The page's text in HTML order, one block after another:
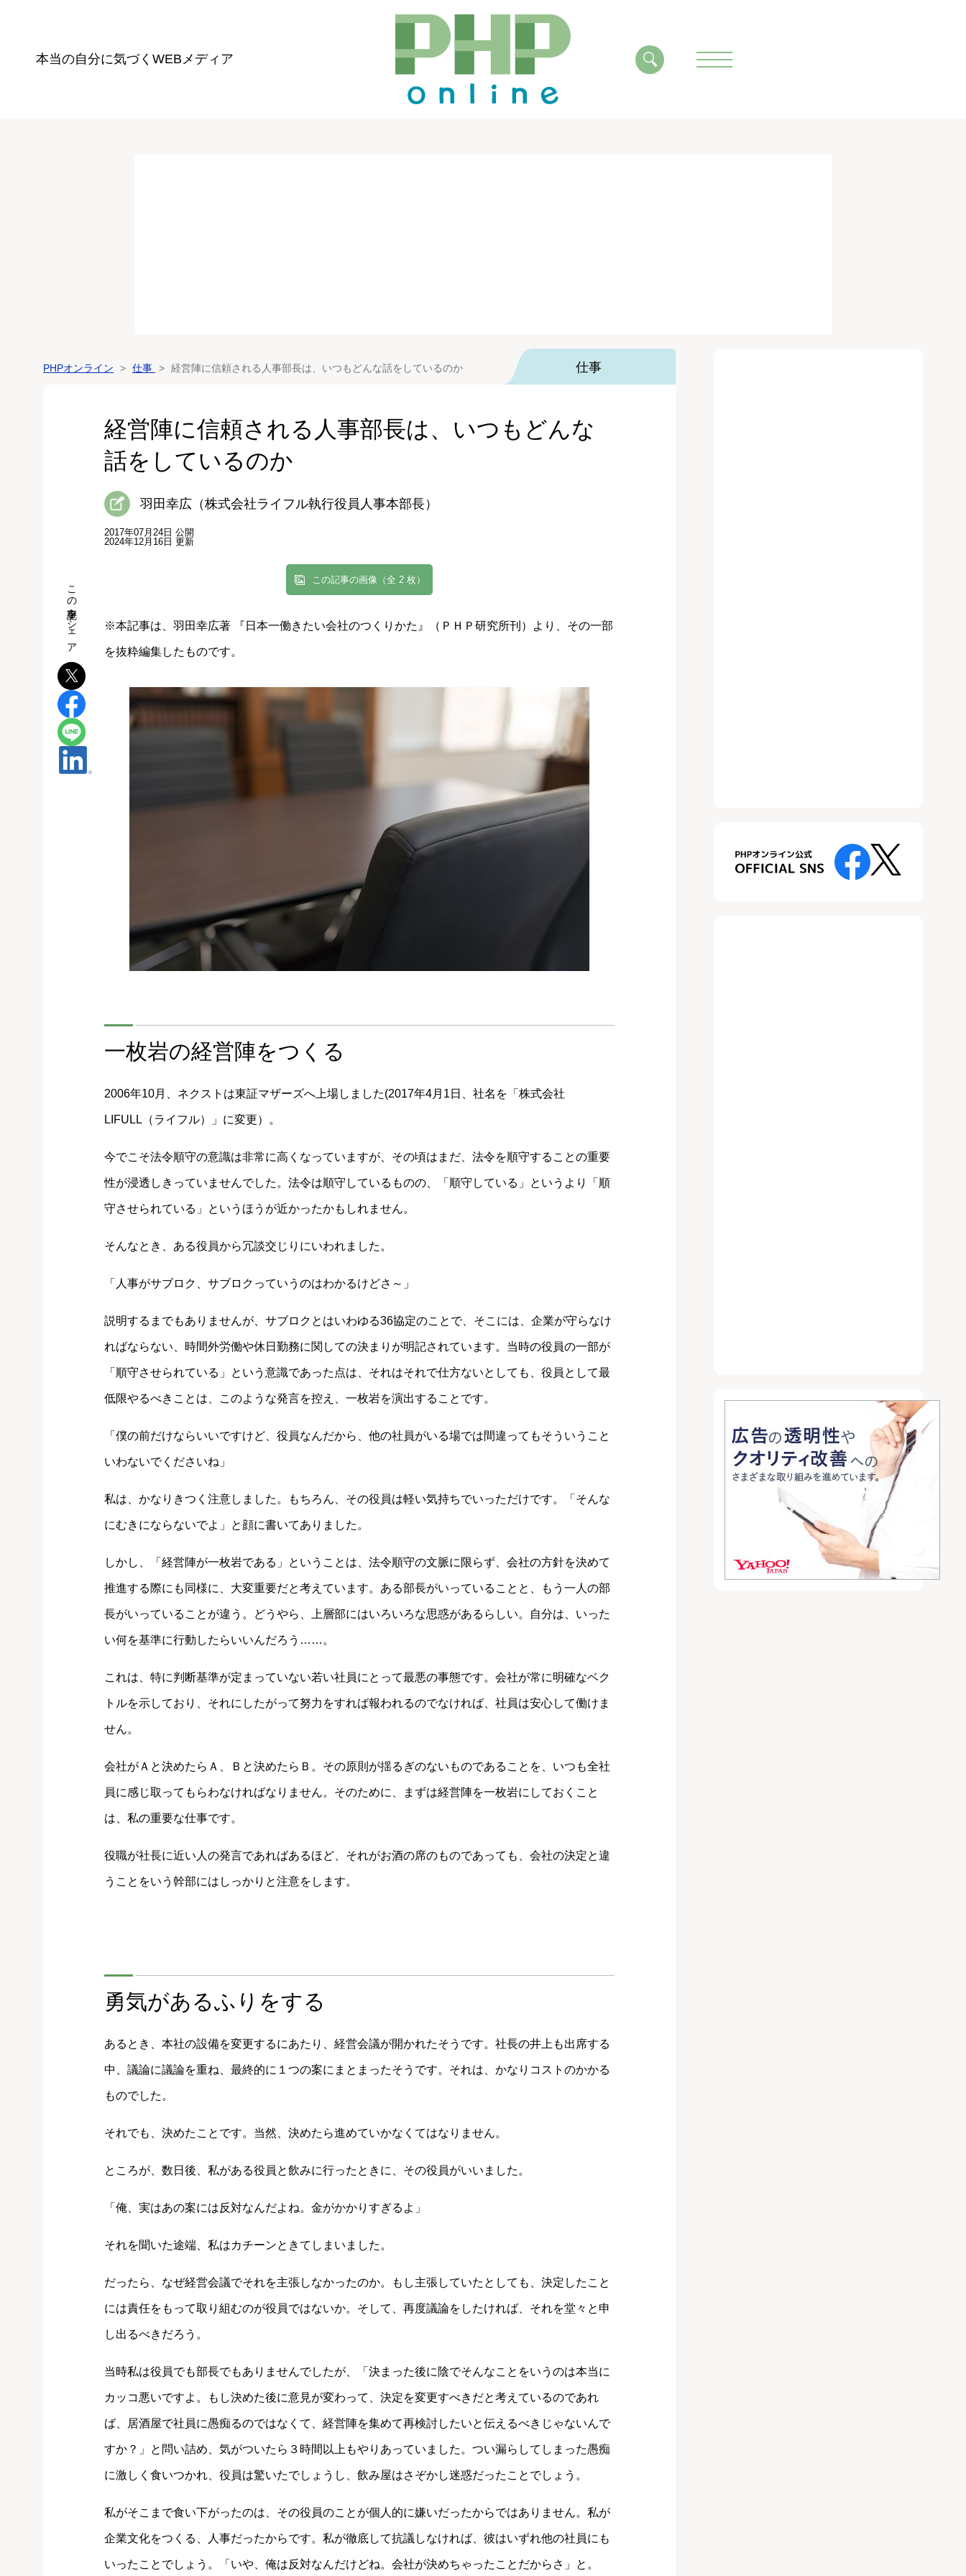
本当の自分に気づく WEBメディア
PHPオンライン 仕事 経営陣に信頼される人事部長は、いつもどんな話をしているのか 仕事
経営陣に信頼される人事部長は、いつもどんな
話をしているのか
羽田幸広（株式会社ライフル執行役員人事本部長）
2017年07月24日 公開
2024年12月16日 更新
この記事の画像（全 2 枚）
※本記事は、羽田幸広著 『日本一働きたい会社のつくりかた』（ＰＨＰ研究所刊）より、その一部
を抜粋編集したものです。
一枚岩の経営陣をつくる
2006年10月、ネクストは東証マザーズへ上場しました(2017年4月1日、社名を「株式会社
LIFULL（ライフル）」に変更）。
今でこそ法令順守の意識は非常に高くなっていますが、その頃はまだ、法令を順守することの重要
性が浸透しきっていませんでした。法令は順守しているものの、「順守している」というより「順
守させられている」というほうが近かったかもしれません。
そんなとき、ある役員から冗談交じりにいわれました。
「人事がサブロク、サブロクっていうのはわかるけどさ～」
説明するまでもありませんが、サブロクとはいわゆる36協定のことで、そこには、企業が守らなけ
ればならない、時間外労働や休日勤務に関しての決まりが明記されています。当時の役員の一部が
「順守させられている」という意識であった点は、それはそれで仕方ないとしても、役員として最
低限やるべきことは、このような発言を控え、一枚岩を演出することです。
「僕の前だけならいいですけど、役員なんだから、他の社員がいる場では間違ってもそういうこと
いわないでくださいね」
私は、かなりきつく注意しました。もちろん、その役員は軽い気持ちでいっただけです。「そんな
にむきにならないでよ」と顔に書いてありました。
しかし、「経営陣が一枚岩である」ということは、法令順守の文脈に限らず、会社の方針を決めて
推進する際にも同様に、大変重要だと考えています。ある部長がいっていることと、もう一人の部
長がいっていることが違う。どうやら、上層部にはいろいろな思惑があるらしい。自分は、いった
い何を基準に行動したらいいんだろう……。
これは、特に判断基準が定まっていない若い社員にとって最悪の事態です。会社が常に明確なベク
トルを示しており、それにしたがって努力をすれば報われるのでなければ、社員は安心して働けま
せん。
会社がＡと決めたらＡ、Ｂと決めたらＢ。その原則が揺るぎのないものであることを、いつも全社
員に感じ取ってもらわなければなりません。そのために、まずは経営陣を一枚岩にしておくこと
は、私の重要な仕事です。
役職が社長に近い人の発言であればあるほど、それがお酒の席のものであっても、会社の決定と違
うことをいう幹部にはしっかりと注意をします。
勇気があるふりをする
あるとき、本社の設備を変更するにあたり、経営会議が開かれたそうです。社長の井上も出席する
中、議論に議論を重ね、最終的に１つの案にまとまったそうです。それは、かなりコストのかかる
ものでした。
それでも、決めたことです。当然、決めたら進めていかなくてはなりません。
ところが、数日後、私がある役員と飲みに行ったときに、その役員がいいました。
「俺、実はあの案には反対なんだよね。金がかかりすぎるよ」
それを聞いた途端、私はカチーンときてしまいました。
だったら、なぜ経営会議でそれを主張しなかったのか。もし主張していたとしても、決定したこと
には責任をもって取り組むのが役員ではないか。そして、再度議論をしたければ、それを堂々と申
し出るべきだろう。
当時私は役員でも部長でもありませんでしたが、「決まった後に陰でそんなことをいうのは本当に
カッコ悪いですよ。もし決めた後に意見が変わって、決定を変更すべきだと考えているのであれ
ば、居酒屋で社員に愚痴るのではなくて、経営陣を集めて再検討したいと伝えるべきじゃないんで
すか？」と問い詰め、気がついたら３時間以上もやりあっていました。つい漏らしてしまった愚痴
に激しく食いつかれ、役員は驚いたでしょうし、飲み屋はさぞかし迷惑だったことでしょう。
私がそこまで食い下がったのは、その役員のことが個人的に嫌いだったからではありません。私が
企業文化をつくる、人事だったからです。私が徹底して抗議しなければ、彼はいずれ他の社員にも
いったことでしょう。「いや、俺は反対なんだけどね。会社が決めちゃったことだからさ」と。
この記事をシェア